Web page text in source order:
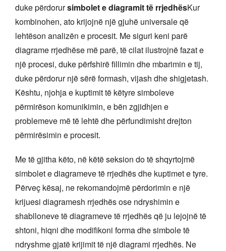
duke përdorursimbolet e diagramit të rrjedhësKur
kombinohen, ato krijojnë një gjuhë universale që
lehtëson analizën e procesit. Me siguri keni parë
diagrame rrjedhëse më parë, të cilat ilustrojnë fazat e
një procesi, duke përfshirë fillimin dhe mbarimin e tij,
duke përdorur një sërë formash, vijash dhe shigjetash.
Kështu, njohja e kuptimit të këtyre simboleve
përmirëson komunikimin, e bën zgjidhjen e
problemeve më të lehtë dhe përfundimisht drejton
përmirësimin e procesit.
Me të gjitha këto, në këtë seksion do të shqyrtojmë
simbolet e diagrameve të rrjedhës dhe kuptimet e tyre.
Përveç kësaj, ne rekomandojmë përdorimin e një
krijuesi diagramesh rrjedhës ose ndryshimin e
shablloneve të diagrameve të rrjedhës që ju lejojnë të
shtoni, hiqni dhe modifikoni forma dhe simbole të
ndryshme gjatë krijimit të një diagrami rrjedhës. Ne